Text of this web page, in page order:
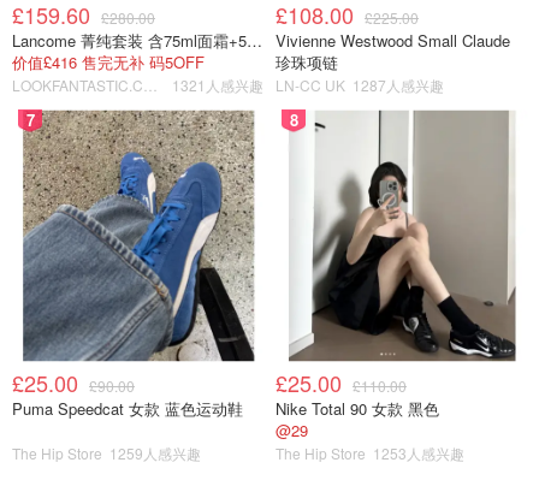
£159.60 £280.00
Lancome 菁纯套装 含75ml面霜+5ml精华+5ml眼霜
价值£416 售完无补 码5OFF
1321人感兴趣
£108.00 £225.00
Vivienne Westwood Small Claude
珍珠项链
LN-CC UK 1287人感兴趣
7
£25.00 £90.00
Puma Speedcat 女款 蓝色运动鞋
The Hip Store 1259人感兴趣
8
£25.00 £110.00
Nike Total 90 女款 黑色
@29
The Hip Store 1253人感兴趣